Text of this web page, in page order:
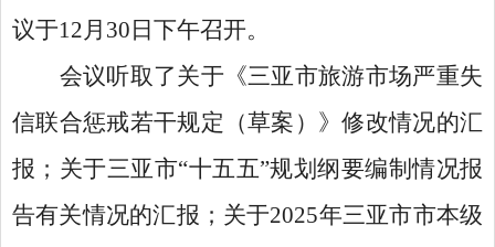
议于12月30日下午召开。
会议听取了关于《三亚市旅游市场严重失
信联合惩戒若干规定（草案）》修改情况的汇
报；关于三亚市“十五五”规划纲要编制情况报
告有关情况的汇报；关于2025年三亚市市本级